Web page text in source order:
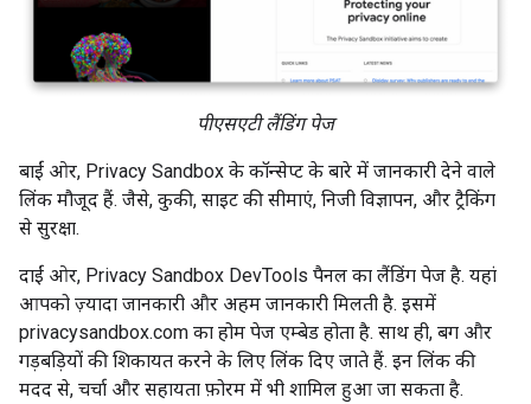
पीएसएटी लैंडिंग पेज
बाईं ओर, Privacy Sandbox के कॉन्सेप्ट के बारे में जानकारी देने वाले
लिंक मौजूद हैं. जैसे, कुकी, साइट की सीमाएं, निजी विज्ञापन, और ट्रैकिंग
से सुरक्षा.
दाईं ओर, Privacy Sandbox DevTools पैनल का लैंडिंग पेज है. यहां
आपको ज़्यादा जानकारी और अहम जानकारी मिलती है. इसमें
privacysandbox.com का होम पेज एम्बेड होता है. साथ ही, बग और
गड़बड़ियों की शिकायत करने के लिए लिंक दिए जाते हैं. इन लिंक की
मदद से, चर्चा और सहायता फ़ोरम में भी शामिल हुआ जा सकता है.